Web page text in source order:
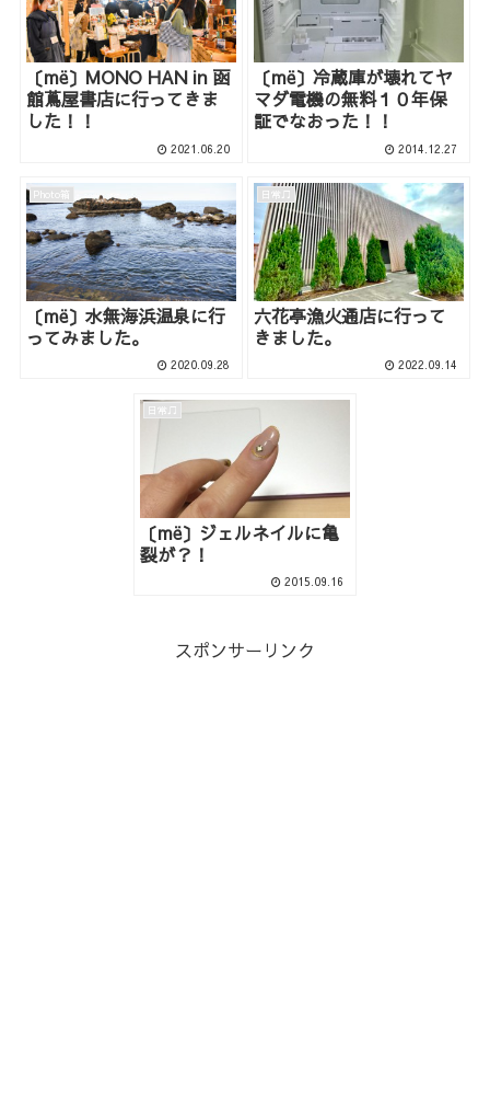
〔më〕MONO HAN in 函
館蔦屋書店に行ってきま
した！！
2021.06.20
〔më〕冷蔵庫が壊れてヤ
マダ電機の無料１０年保
証でなおった！！
2014.12.27
Photo箱
〔më〕水無海浜温泉に行
ってみました。
2020.09.28
日常♫
六花亭漁火通店に行って
きました。
2022.09.14
日常♫
〔më〕ジェルネイルに亀
裂が？！
2015.09.16
スポンサーリンク